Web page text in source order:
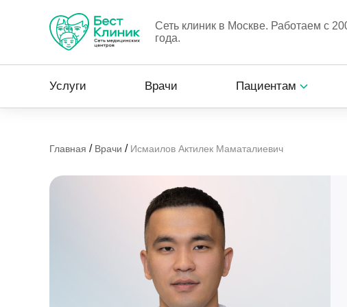
Сеть клиник в Москве. Работаем с
года.
Услуги Врачи Пациентам
Главная / Врачи / Исмаилов Актилек Маматалиевич